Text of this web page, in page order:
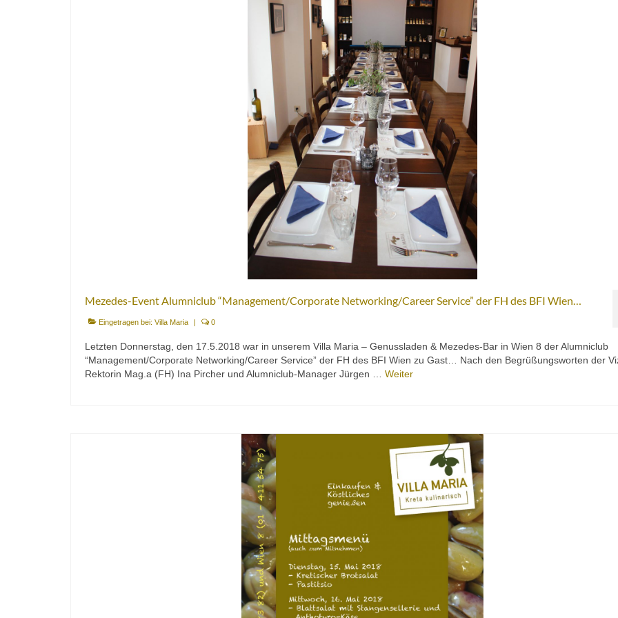
Mezedes-Event Alumniclub “Management/Corporate Networking/Career Service” der FH des BFI Wien…
Eingetragen bei: Villa Maria | 0
Letzten Donnerstag, den 17.5.2018 war in unserem Villa Maria – Genussladen & Mezedes-Bar in Wien 8 der Alumniclub
“Management/Corporate Networking/Career Service” der FH des BFI Wien zu Gast… Nach den Begrüßungsworten der
Rektorin Mag.a (FH) Ina Pircher und Alumniclub-Manager Jürgen … Weiter